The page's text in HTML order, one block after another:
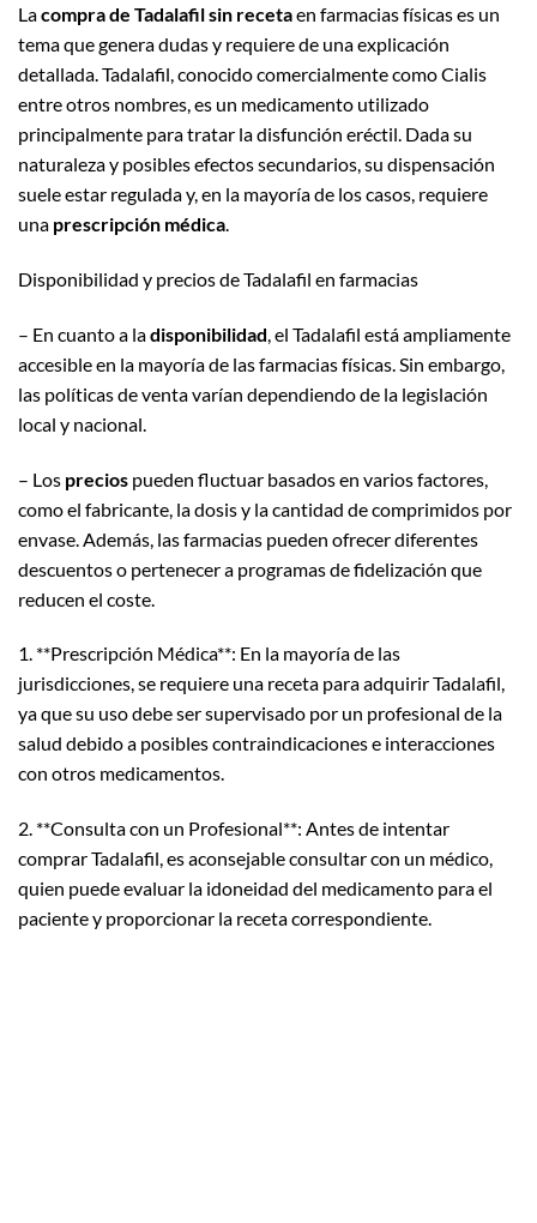
Lacompra de Tadalafil sin recetaen farmacias físicas es un
tema que genera dudas y requiere de una explicación
detallada. Tadalafil, conocido comercialmente como Cialis
entre otros nombres, es un medicamento utilizado
principalmente para tratar la disfunción eréctil. Dada su
naturaleza y posibles efectos secundarios, su dispensación
suele estar regulada y, en la mayoría de los casos, requiere
una prescripción médica.
Disponibilidad y precios de Tadalafil en farmacias
– En cuanto a ladisponibilidad , el Tadalafil está ampliamente
accesible en la mayoría de las farmacias físicas. Sin embargo,
las políticas de venta varían dependiendo de la legislación
local y nacional.
– Los precios pueden fluctuar basados en varios factores,
como el fabricante, la dosis y la cantidad de comprimidos por
envase. Además, las farmacias pueden ofrecer diferentes
descuentos o pertenecer a programas de fidelización que
reducen el coste.
1. **Prescripción Médica**: En la mayoría de las
jurisdicciones, se requiere una receta para adquirir Tadalafil,
ya que su uso debe ser supervisado por un profesional de la
salud debido a posibles contraindicaciones e interacciones
con otros medicamentos.
2. **Consulta con un Profesional**: Antes de intentar
comprar Tadalafil, es aconsejable consultar con un médico,
quien puede evaluar la idoneidad del medicamento para el
paciente y proporcionar la receta correspondiente.